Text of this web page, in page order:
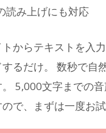
読み上げにも対応
からテキストを入
るだけ。 数秒で自
5,000文字までの
で、まずは一度お試